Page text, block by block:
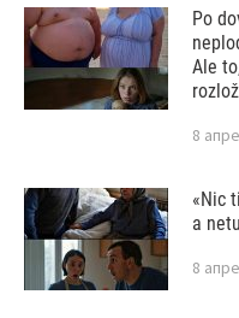
Po
Ale
8
«Nic
a
8